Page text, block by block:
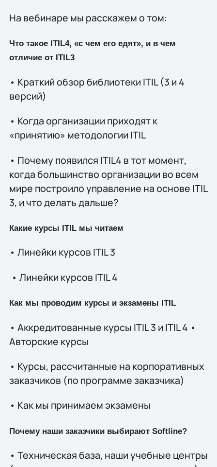
На вебинаре мы расскажем о том:
Что такое ITIL4, «с чем его едят», и в чем
отличие от ITIL3
• Краткий обзор библиотеки ITIL (3 и 4
версий)
• Когда организации приходят к
«принятию» методологии ITIL
• Почему появился ITIL4 в тот момент,
когда большинство организации во всем
мире построило управление на основе ITIL
3, и что делать дальше?
Какие курсы ITIL мы читаем
• Линейки курсов ITIL 3
• Линейки курсов ITIL 4
Как мы проводим курсы и экзамены ITIL
• Аккредитованные курсы ITIL 3 и ITIL 4 •
Авторские курсы
• Курсы, рассчитанные на корпоративных
заказчиков (по программе заказчика)
• Как мы принимаем экзамены
Почему наши заказчики выбирают Softline?
• Техническая база, наши учебные центры